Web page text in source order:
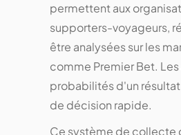
permettent aux
supporters-voyageurs,
être analysées sur les
comme Premier Bet.
probabilités d'un
de décision rapide.
Ce système de collecte